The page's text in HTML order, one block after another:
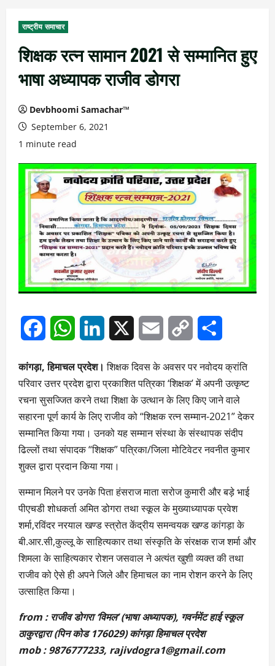
राष्ट्रीय समाचार
शिक्षक रत्न सामान 2021 से सम्मानित हुए
भाषा अध्यापक राजीव डोगरा
Devbhoomi Samachar™
September 6, 2021
1 minute read
FacebookWhatsAppLinkedIn Email
Copy
कांगड़ा, हिमाचल प्रदेश।शिक्षक दिवस के अवसर पर नवोदय क्रांति
परिवार उत्तर प्रदेश द्वारा प्रकाशित पत्रिका ‘शिक्षक’ में अपनी उत्कृष्ट
रचना सुसज्जित करने तथा शिक्षा के उत्थान के लिए किए जाने वाले
सहारना पूर्ण कार्य के लिए राजीव को “शिक्षक रत्न सम्मान-2021” देकर
सम्मानित किया गया। उनको यह सम्मान संस्था के संस्थापक संदीप
ढिल्लों तथा संपादक “शिक्षक” पत्रिका/जिला मोटिवेटर नवनीत कुमार
शुक्ल द्वारा प्रदान किया गया।
सम्मान मिलने पर उनके पिता हंसराज माता सरोज कुमारी और बड़े भाई
पीएचडी शोधकर्ता अमित डोगरा तथा स्कूल के मुख्याध्यापक प्रवेश
शर्मा,रविंदर नरयाल खण्ड स्त्रोत केंद्रीय समन्वयक खण्ड कांगड़ा के
बी.आर.सी,कुल्लू के साहित्यकार तथा संस्कृति के संरक्षक राज शर्मा और
शिमला के साहित्यकार रोशन जसवाल ने अत्यंत खुशी व्यक्त की तथा
राजीव को ऐसे ही अपने जिले और हिमाचल का नाम रोशन करने के लिए
उत्साहित किया।
from : राजीव डोगरा ‘विमल’ (भाषा अध्यापक), गवर्नमेंट हाई स्कूल
ठाकुरद्वारा (पिन कोड 176029) कांगड़ा हिमाचल प्रदेश
mob : 9876777233, rajivdogra1@gmail.com